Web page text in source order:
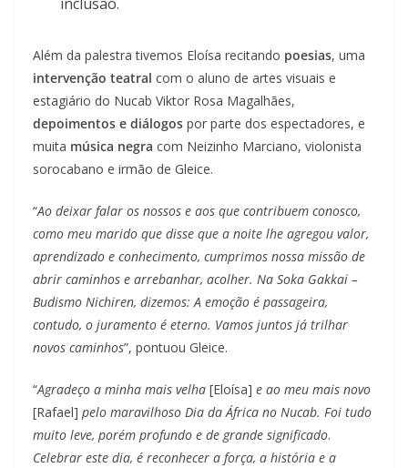
Além da palestra tivemos Eloísa recitando poesias, uma
intervenção teatral com o aluno de artes visuais e
estagiário do Nucab Viktor Rosa Magalhães,
depoimentos e diálogos por parte dos espectadores, e
muita música negra com Neizinho Marciano, violonista
sorocabano e irmão de Gleice.
“Ao deixar falar os nossos e aos que contribuem conosco,
como meu marido que disse que a noite lhe agregou valor,
aprendizado e conhecimento, cumprimos nossa missão de
abrir caminhos e arrebanhar, acolher. Na Soka Gakkai –
Budismo Nichiren, dizemos: A emoção é passageira,
contudo, o juramento é eterno. Vamos juntos já trilhar
novos caminhos”, pontuou Gleice.
“Agradeço a minha mais velha [Eloísa] e ao meu mais novo
[Rafael] pelo maravilhoso Dia da África no Nucab. Foi tudo
muito leve, porém profundo e de grande significado.
Celebrar este dia, é reconhecer a força, a história e a